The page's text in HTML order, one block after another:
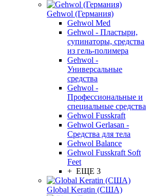
Gehwol (Германия)
Gehwol Med
Gehwol - Пластыри,
супинаторы, средства
из гель-полимера
Gehwol -
Универсальные
средства
Gehwol -
Профессиональные и
специальные средства
Gehwol Fusskraft
Gehwol Gerlasan -
Средства для тела
Gehwol Balance
Gehwol Fusskraft Soft
Feet
+ ЕЩЕ 3
Global Keratin (США)